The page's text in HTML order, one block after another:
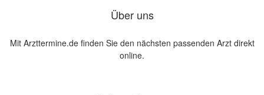
Über uns
Mit Arzttermine.de finden Sie den nächsten passenden Arzt direkt
online.